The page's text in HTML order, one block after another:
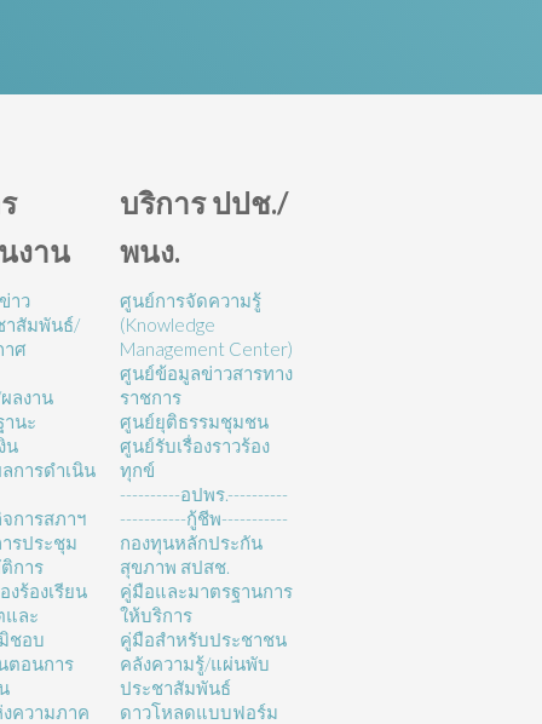
งาน
าว
าสัมพันธ์/
าศ
ลงาน
านะ
น
การดำเนิน
การสภาฯ
รประชุม
การ
งร้องเรียน
และ
ชอบ
ตอนการ
งความภาค
บริการ ปปช./
พนง.
ศูนย์การจัดความรู้
(Knowledge
Management Center)
ศูนย์ข้อมูลข่าวสารทาง
ราชการ
ศูนย์ยุติธรรมชุมชน
ศูนย์รับเรื่องราวร้อง
ทุกข์
----------อปพร.----------
-----------กู้ชีพ-----------
กองทุนหลักประกัน
สุขภาพ สปสช.
คู่มือและมาตรฐานการ
ให้บริการ
คู่มือสำหรับประชาชน
คลังความรู้/แผ่นพับ
ประชาสัมพันธ์
ดาวโหลดแบบฟอร์ม